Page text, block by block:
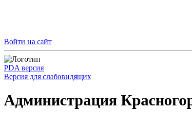
Войти на сайт
PDA версия
Версия для слабовидящих
Администрация